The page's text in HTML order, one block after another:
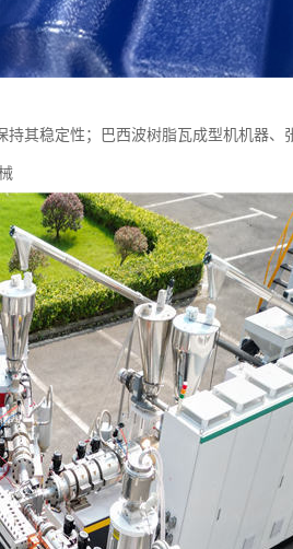
其稳定性；巴西波树脂瓦成型机机器、